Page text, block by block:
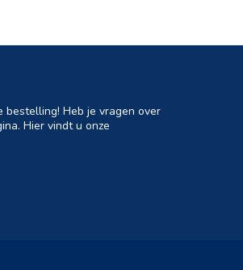
bestelling! Heb je vragen over
Hier vindt u onze